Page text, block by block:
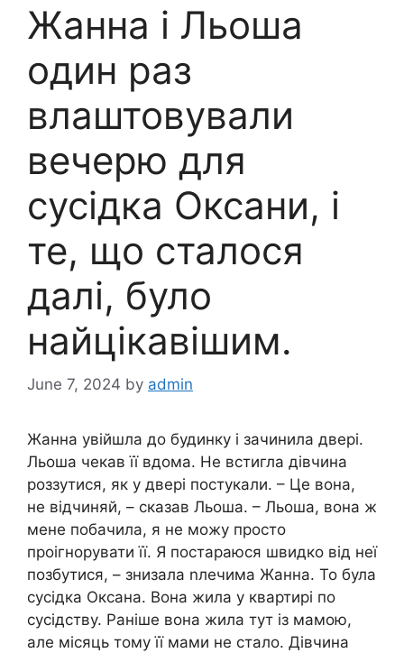
Жанна і Льоша
один раз
влаштовували
вечерю для
сусідка Оксани, і
те, що сталося
далі, було
найцікавішим.
June 7, 2024 by admin
Жанна увійшла до будинку і зачинила двері.
Льоша чекав її вдома. Не встигла дівчина
роззутися, як у двері постукали. – Це вона,
не відчиняй, – сказав Льоша. – Льоша, вона ж
мене побачила, я не можу просто
проігнорувати її. Я постараюся швидко від неї
позбутися, – знизала nлечима Жанна. То була
сусідка Оксана. Вона жила у квартирі по
сусідству. Раніше вона жила тут із мамою,
але місяць тому її мами не стало. Дівчина